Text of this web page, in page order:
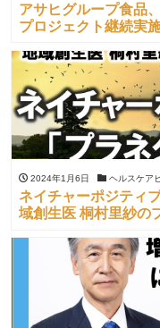
アサヒグループ食品
プロジェクト継続実
2024年1月6日 ヘルスケア
ネイチャーポジティ
域創生医 桐村里紗の